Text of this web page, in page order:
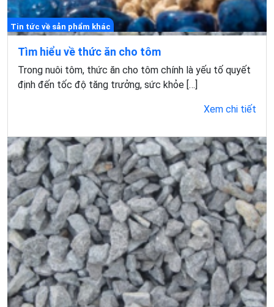
Tin tức về sản phẩm khác
Tìm hiểu về thức ăn cho tôm
Trong nuôi tôm, thức ăn cho tôm chính là yếu tố quyết
định đến tốc độ tăng trưởng, sức khỏe […]
Xem chi tiết